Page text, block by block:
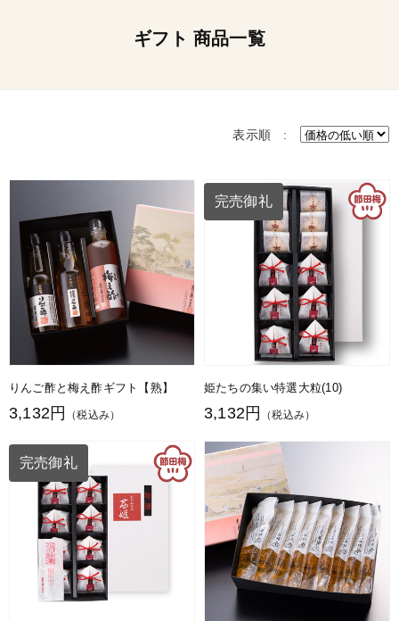
ギフト 商品一覧
表示順 :
りんご酢と梅え酢ギフト【熟】
3,132円 （税込み）
姫たちの集い特選大粒(10)
3,132円 （税込み）
完売御礼
完売御礼